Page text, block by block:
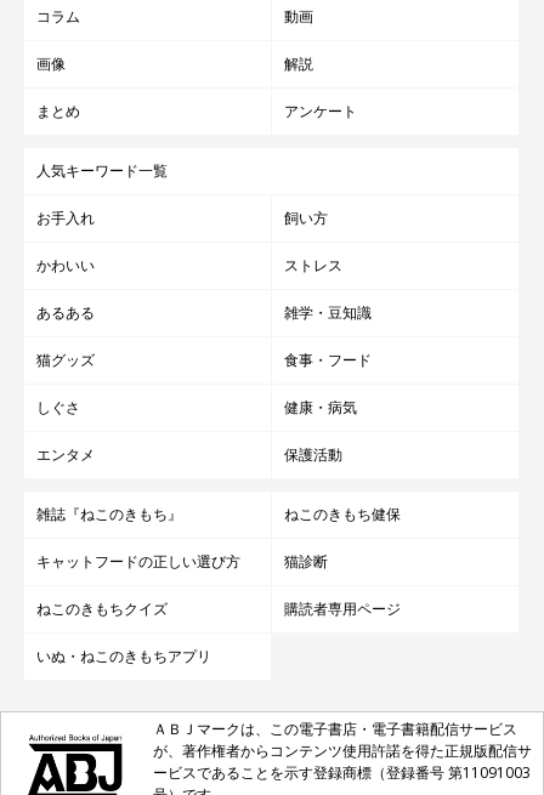
@felissimonekobu
フェリシモ猫部さんの一押しポイントは、表裏を見分けるための
コラム 動画
画像 解説
まとめ アンケート
人気キーワード一覧
お手入れ 飼い方
かわいい ストレス
あるある 雑学・豆知識
猫グッズ 食事・フード
しぐさ 健康・病気
エンタメ 保護活動
雑誌『ねこのきもち』 ねこのきもち健保
キャットフードの正しい選び方 猫診断
ねこのきもちクイズ 購読者専用ページ
いぬ・ねこのきもちアプリ
ＡＢＪマークは、この電子書店・電子書籍配信サービス
が、著作権者からコンテンツ使用許諾を得た正規版配信サ
ービスであることを示す登録商標（登録番号 第11091003